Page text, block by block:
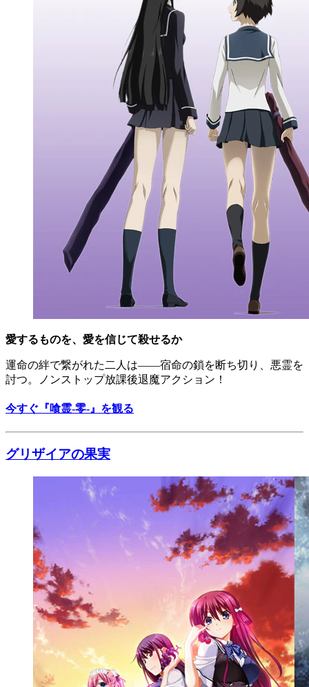
愛するものを、愛を信じて殺せるか
運命の絆で繋がれた二人は――宿命の鎖を断ち切り、悪霊を
討つ。ノンストップ放課後退魔アクション！
今すぐ『喰霊-零-』を観る
グリザイアの果実